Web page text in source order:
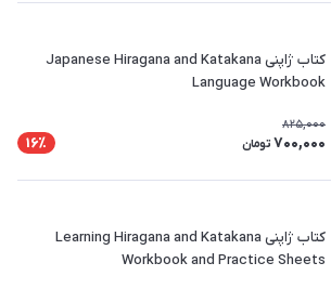
کتاب ژاپنی Japanese Hiragana and Katakana
Language Workbook
825,000
700,000 تومان 16٪
کتاب ژاپنی Learning Hiragana and Katakana
Workbook and Practice Sheets